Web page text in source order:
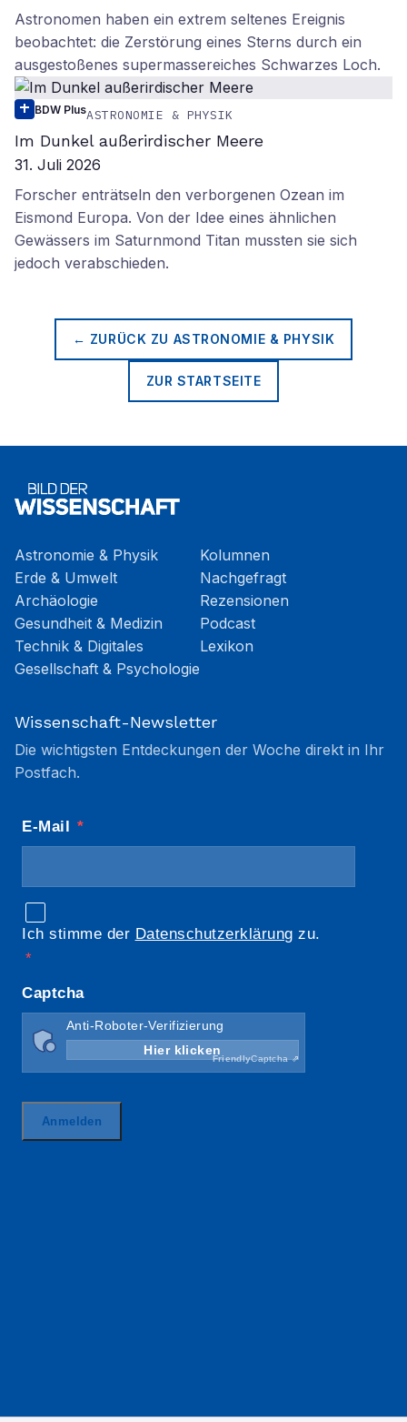
Astronomen haben ein extrem seltenes Ereignis
beobachtet: die Zerstörung eines Sterns durch ein
ausgestoßenes supermassereiches Schwarzes Loch.
BDW PlusASTRONOMIE & PHYSIK
Im Dunkel außerirdischer Meere
31. Juli 2026
Forscher enträtseln den verborgenen Ozean im
Eismond Europa. Von der Idee eines ähnlichen
Gewässers im Saturnmond Titan mussten sie sich
jedoch verabschieden.
← ZURÜCK ZU ASTRONOMIE & PHYSIK
ZUR STARTSEITE
Astronomie & Physik
Erde & Umwelt
Archäologie
Gesundheit & Medizin
Technik & Digitales
Gesellschaft & Psychologie
Kolumnen
Nachgefragt
Rezensionen
Podcast
Lexikon
Wissenschaft-Newsletter
Die wichtigsten Entdeckungen der Woche direkt in Ihr
Postfach.